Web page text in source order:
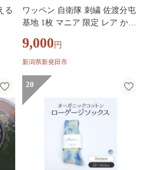
る
ワッペン 自衛隊 刺繍 佐渡分屯
基地 1枚 マニア 限定 レア かっ
渡 新潟県 新潟 新発田 新発田市
自衛隊 新発田駐屯地 白壁兵舎
報史料館売店 shirakabe008
9,000 円
新潟県新発田市
20